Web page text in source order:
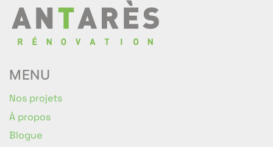
MENU
Nos projets
À propos
Blogue